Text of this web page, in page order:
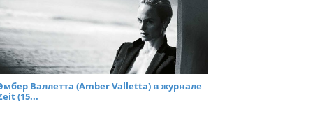
Валлетта (Amber Valletta) в журнале
(15...